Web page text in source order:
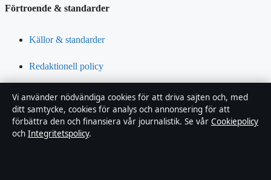
Förtroende & standarder
Källor & standarder
Redaktionell policy
Rättelsepolicy
Tillgänglighetsredogörelse
Vi använder nödvändiga cookies för att driva sajten och, med
ditt samtycke, cookies för analys och annonsering för att
förbättra den och finansiera vår journalistik. Se vår Cookiepolicy
och Integritetspolicy.